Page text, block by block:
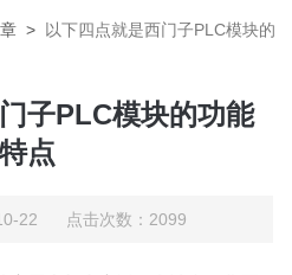
> 以下四点就是西门子PLC模块的
子PLC模块的功能
特点
22 点击次数：2099